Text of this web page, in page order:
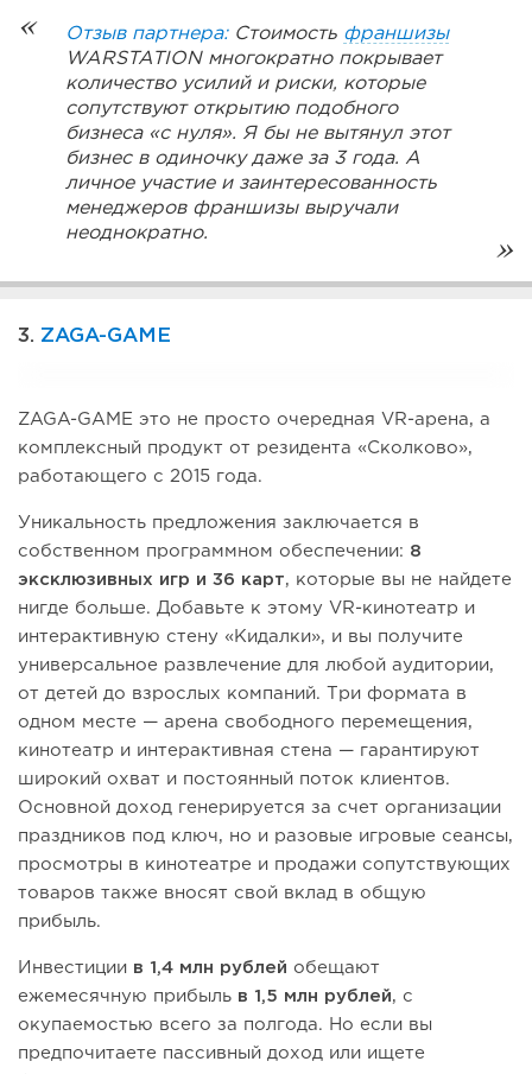
Отзыв партнера: Стоимость франшизы
WARSTATION многократно покрывает
количество усилий и риски, которые
сопутствуют открытию подобного
бизнеса «с нуля». Я бы не вытянул этот
бизнес в одиночку даже за 3 года. А
личное участие и заинтересованность
менеджеров франшизы выручали
неоднократно.
3. ZAGA-GAME
ZAGA-GAME это не просто очередная VR-арена, а
комплексный продукт от резидента «Сколково»,
работающего с 2015 года.
Уникальность предложения заключается в
собственном программном обеспечении: 8
эксклюзивных игр и 36 карт, которые вы не найдете
нигде больше. Добавьте к этому VR-кинотеатр и
интерактивную стену «Кидалки», и вы получите
универсальное развлечение для любой аудитории,
от детей до взрослых компаний. Три формата в
одном месте — арена свободного перемещения,
кинотеатр и интерактивная стена — гарантируют
широкий охват и постоянный поток клиентов.
Основной доход генерируется за счет организации
праздников под ключ, но и разовые игровые сеансы,
просмотры в кинотеатре и продажи сопутствующих
товаров также вносят свой вклад в общую
прибыль.
Инвестиции в 1,4 млн рублей обещают
ежемесячную прибыль в 1,5 млн рублей, с
окупаемостью всего за полгода. Но если вы
предпочитаете пассивный доход или ищете